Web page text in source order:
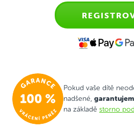
Pokud vaše dítě
nadšené,
na základě storno